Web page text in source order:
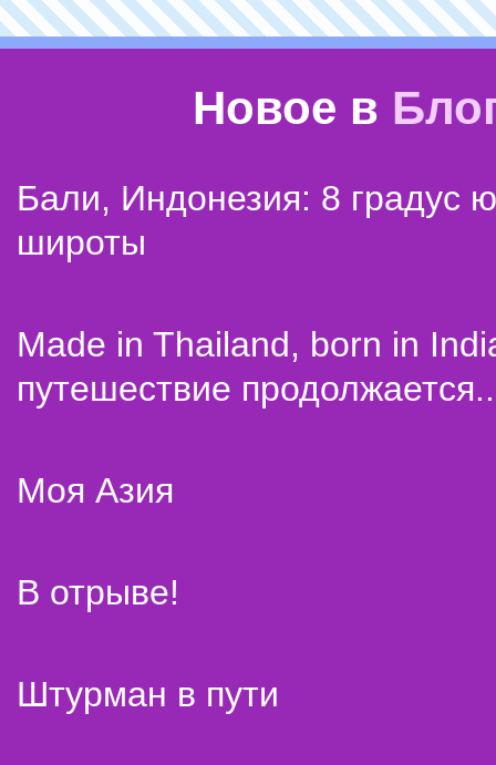
Новое в
Бали, Индонезия: 8 градус
широты
Made in Thailand, born in
путешествие
Моя Азия
В отрыве!
Штурман в пути